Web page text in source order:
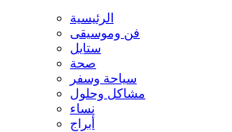
الرئيسية
فن وموسيقى
ستايل
صحة
سياحة وسفر
مشاكل وحلول
نساء
أبراج